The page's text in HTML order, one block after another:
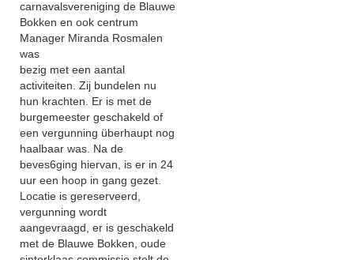
carnavalsvereniging de Blauwe
Bokken en ook centrum
Manager Miranda Rosmalen
was
bezig met een aantal
activiteiten. Zij bundelen nu
hun krachten. Er is met de
burgemeester geschakeld of
een vergunning überhaupt nog
haalbaar was. Na de
beves6ging hiervan, is er in 24
uur een hoop in gang gezet.
Locatie is gereserveerd,
vergunning wordt
aangevraagd, er is geschakeld
met de Blauwe Bokken, oude